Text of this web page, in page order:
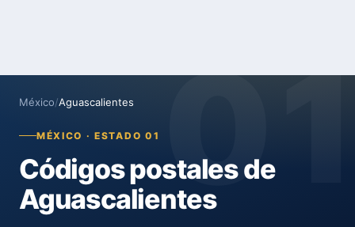
México/Aguascalientes
MÉXICO · ESTADO 01
Códigos postales de
Aguascalientes